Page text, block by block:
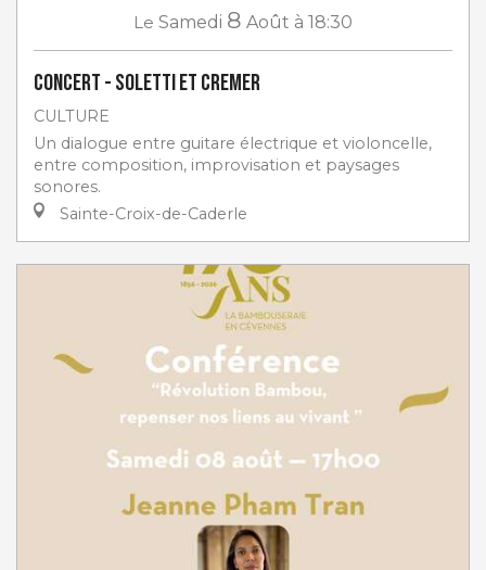
Le Samedi 8 Août à 18:30
Concert - Soletti et Cremer
CULTURE
Un dialogue entre guitare électrique et violoncelle,
entre composition, improvisation et paysages
sonores.
Sainte-Croix-de-Caderle